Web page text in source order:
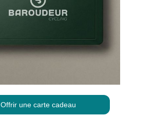
Offrir une carte cadeau